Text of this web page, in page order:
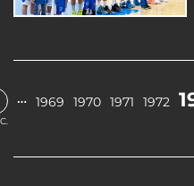
… 1969 1970 1971 1972